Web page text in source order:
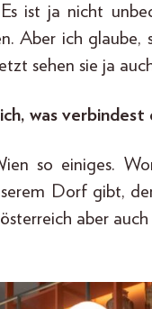
ist ja nicht
Aber ich
sehen sie ja
was verbindest
so einiges.
Dorf gibt,
aber